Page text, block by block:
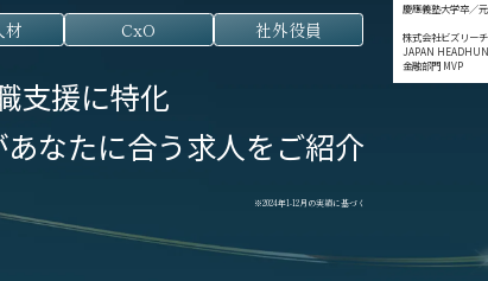
材 CxO 社外役員
支援に特化
あなたに合う求人をご紹介
※2024年1-12月の実績に基づく
慶應義塾大学卒／
株式会社ビズリー
JAPAN
金融部門 MVP